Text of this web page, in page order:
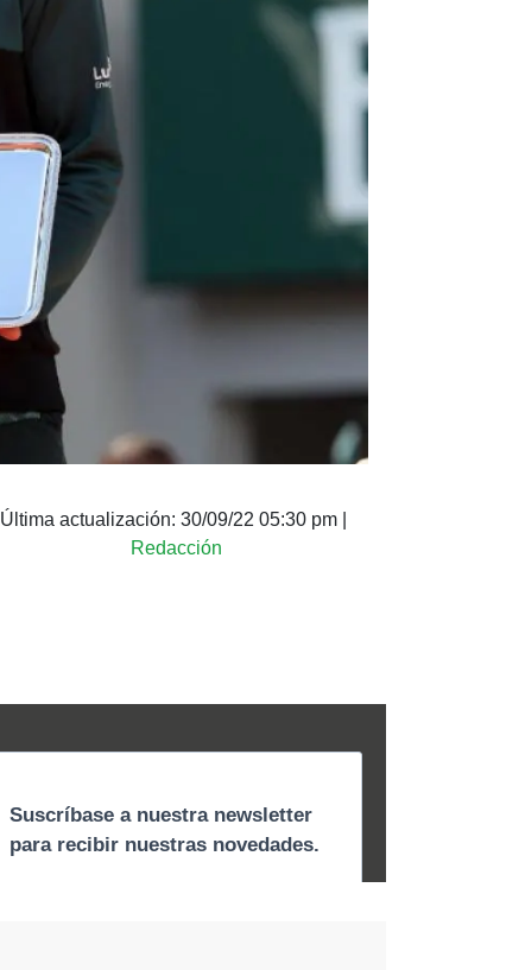
Última actualización: 30/09/22 05:30 pm
Redacción